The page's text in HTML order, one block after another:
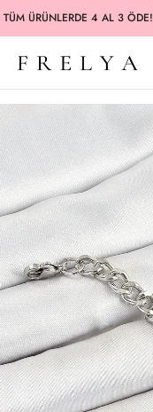
TÜM ÜRÜNLERDE 4 AL 3 ÖDE!